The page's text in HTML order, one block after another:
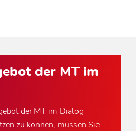
der MT im
der MT im Dialog
zu können, müssen Sie